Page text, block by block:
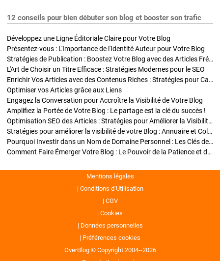
12 conseils pour bien débuter son blog et booster son trafic
Développez une Ligne Éditoriale Claire pour Votre Blog
Présentez-vous : L'Importance de l'Identité Auteur pour Votre Blog
Stratégies de Publication : Boostez Votre Blog avec des Articles Fréquents et Exclusifs
L'Art de Choisir un Titre Efficace : Stratégies Modernes pour le SEO
Enrichir Vos Articles avec des Contenus Riches : Stratégies pour Captiver et Optimiser
Optimiser vos Articles grâce aux Liens
Engagez la Conversation pour Accroître la Visibilité de Votre Blog
Amplifiez la Portée de Votre Blog : Le partage est la clé du succès !
Optimisation SEO des Articles : Stratégies pour Améliorer la Visibilité de Votre Blog
Stratégies pour améliorer la visibilité de votre Blog : Annuaire et Collaborations
Pourquoi Investir dans un Nom de Domaine Personnel : Les Clés de la Réussite de Votre Blog
Comment Faire Émerger Votre Blog : Le Pouvoir de la Patience et de la Persévérance
Mentions légales
Conditions d’Utilisation
CGV
Cookies
Données personnelles
Préférences cookies
OverBlog © Copyright 2004--2026